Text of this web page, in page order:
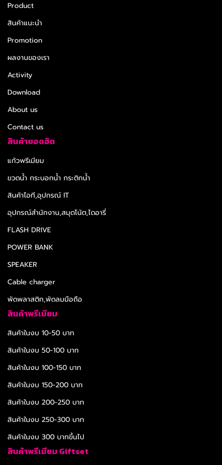
Product
สินค้าแนะนำ
Promotion
ผลงานของเรา
Activity
Download
About us
Contact us
สินค้ายอดฮิต
แก้วพรีเมียม
ขวดน้ำ กระบอกน้ำ กระติกน้ำ
สินค้าไอที,อุปกรณ์ IT
อุปกรณ์สำนักงาน,สมุดโน้ต,ไดอารี่
FLASH DRIVE
POWER BANK
SPEAKER
Cable charger
พัดพลาสติก,พัดลมมือถือ
สินค้าพรีเมียม
สินค้าในงบ 10-50 บาท
สินค้าในงบ 50-100 บาท
สินค้าในงบ 100-150 บาท
สินค้าในงบ 150-200 บาท
สินค้าในงบ 200-250 บาท
สินค้าในงบ 250-300 บาท
สินค้าในงบ 300 บาทขึ้นไป
สินค้าพรีเมียม Giftset